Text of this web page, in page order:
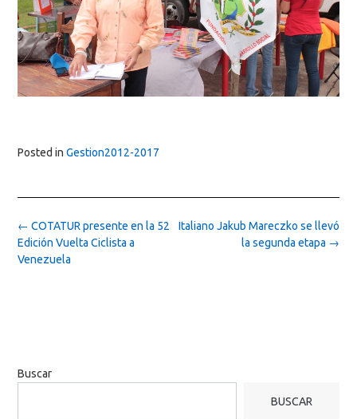
Posted in Gestion2012-2017
Post
navigation
Italiano Jakub Mareczko se llevó
la segunda etapa →
← COTATUR presente en la 52
Edición Vuelta Ciclista a
Venezuela
Buscar
BUSCAR